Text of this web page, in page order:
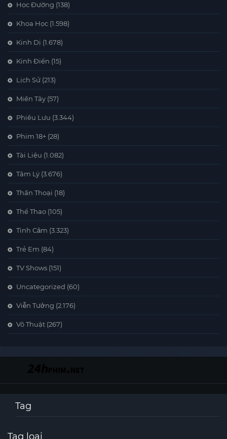
Học Đường (138)
Khoa Học (1.598)
Kinh Dị (1.678)
Kinh Điển (15)
Lịch Sử (213)
Miền Tây (57)
Phiêu Lưu (3.344)
Phim 18+ (28)
Tài Liệu (1.082)
Tâm Lý (3.676)
Thần Thoại (18)
Thể Thao (105)
Tình Cảm (3.323)
Trẻ Em (84)
TV Shows (151)
Uncategorized (60)
Viễn Tưởng (2.176)
Võ Thuật (267)
Tag
Tag loại